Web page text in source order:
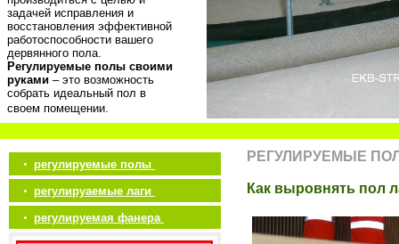
задачей исправления и
восстановления эффективной
работоспособности вашего
дервянного пола.
Регулируемые полы своими
руками – это возможность
собрать идеальный пол в
своем помещении.
• регулируемые полы
• регулируаемые лаги
• регулируемая фанера
РЕГУЛИРУЕМЫЕ
Как выровнять пол